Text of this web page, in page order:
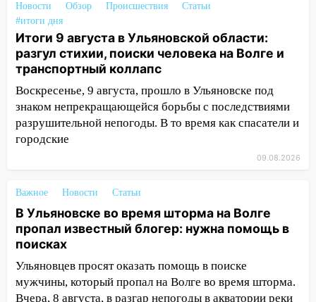
13:00 На проспекте Тюленева в
Ульяновске образовалось «море»
12:57 В Ульяновской области ожидается
крупный град
12:11
Где есть бензин в Ульяновске 9
августа: список АЗС
11:55 Соцсети: светофор упал на
11:00
В Ульяновской области люди в
СНТ сидят без света
10:13 Прокуратура подвела итоги
09:18 Из-за ливня заблокировано
движение трамваев в Ульяновске
Новости Обзор Происшествия
Статьи
#итоги дня
Итоги 9 августа в Ульяновской области:
разгул стихии, поиски человека на Волге и
транспортный коллапс
Воскресенье, 9 августа, прошло в Ульяновске под
знаком непрекращающейся борьбы с последствиями
разрушительной непогоды. В то время как спасатели и
городские
09.08.2026
Важное Новости Статьи
В Ульяновске во время шторма на Волге
пропал известный блогер: нужна помощь в
поисках
Ульяновцев просят оказать помощь в поиске
мужчины, который пропал на Волге во время шторма.
Вчера, 8 августа, в разгар непогоды в акватории реки